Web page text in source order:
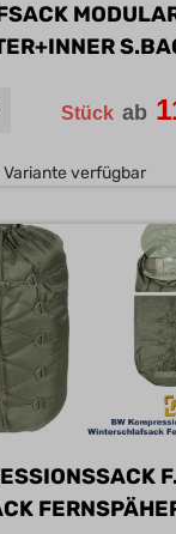
Stück ab
Variante verfügbar